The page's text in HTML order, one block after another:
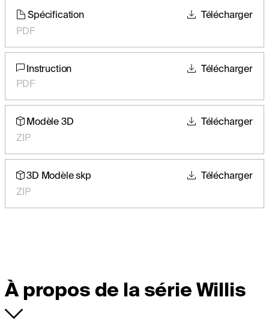
Spécification
PDF
Télécharger
Instruction
PDF
Télécharger
Modèle 3D
ZIP
Télécharger
3D Modèle skp
ZIP
Télécharger
À propos de la série Willis